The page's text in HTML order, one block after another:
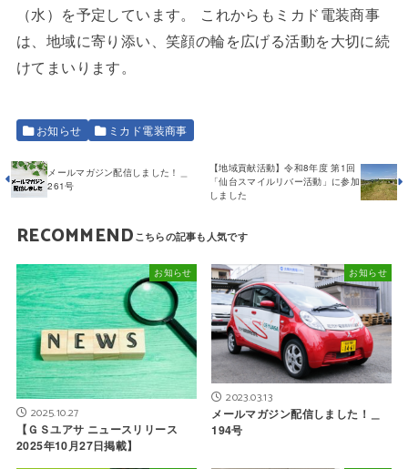
（水）を予定しています。 これからもミカド電装商事
は、地域に寄り添い、笑顔の輪を広げる活動を大切に続
けてまいります。
お知らせ ミカド電装商事
【地域貢献活動】令和8年度 第1回
「仙台スマイルリバー活動」に参加
しました
メールマガジン配信しました！＿
261号
RECOMMEND
お知らせ
2025.10.27
【ＧＳユアサ ニュースリリース
2025年10月27日掲載】
お知らせ
2023.03.13
メールマガジン配信しました！＿
194号